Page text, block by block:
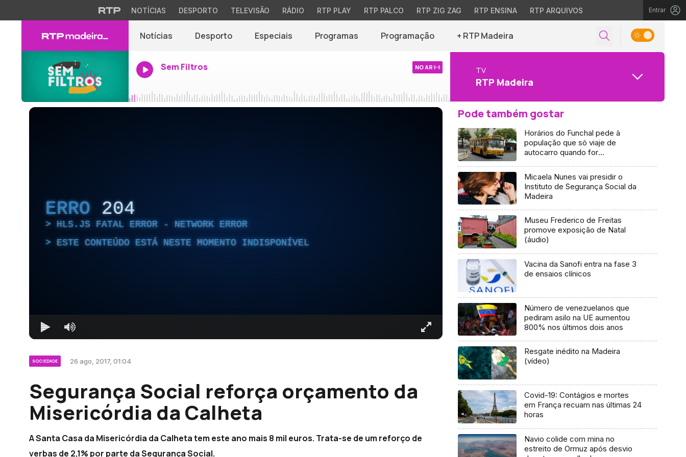
NOTÍCIAS DESPORTO TELEVISÃO RÁDIO RTP PLAY RTP PALCO RTP ZIG ZAG RTP ENSINA RTP ARQUIVOS Entrar
Notícias Desporto Especiais Programas Programação + RTP Madeira
Sem Filtros NO AR TV
RTP Madeira
ERRO 204
HLS.JS FATAL ERROR - NETWORK ERROR
ESTE CONTEÚDO ESTÁ NESTE MOMENTO INDISPONÍVEL
SOCIEDADE 26 ago, 2017, 01:04
Segurança Social reforça orçamento da
Misericórdia da Calheta
A Santa Casa da Misericórdia da Calheta tem este ano mais 8 mil euros. Trata-se de um reforço de
verbas de 2,1% por parte da Segurança Social.
Pode também gostar
Horários do Funchal pede à
população que só viaje de
autocarro quando for
Micaela Nunes vai presidir o
Instituto de Segurança Social da
Madeira
Museu Frederico de Freitas
promove exposição de Natal
(áudio)
Vacina da Sanofi entra na fase 3
de ensaios clínicos
Número de venezuelanos que
pediram asilo na UE aumentou
800% nos últimos dois anos
Resgate inédito na Madeira
(vídeo)
Covid-19: Contágios e mortes
em França recuam nas últimas 24
horas
Navio colide com mina no
estreito de Ormuz após desvio